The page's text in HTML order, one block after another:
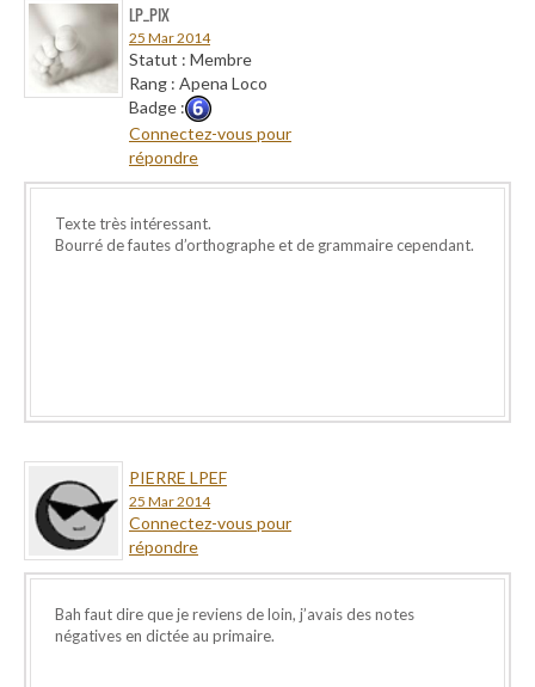
LP_PIX
25 Mar 2014
Statut : Membre
Rang : Apena Loco
Badge :
Connectez-vous pour
répondre
Texte très intéressant.
Bourré de fautes d’orthographe et de grammaire cependant.
PIERRE LPEF
25 Mar 2014
Connectez-vous pour
répondre
Bah faut dire que je reviens de loin, j’avais des notes
négatives en dictée au primaire.